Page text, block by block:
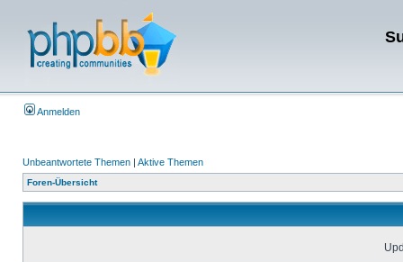
Anmelden
Unbeantwortete Themen | Aktive Themen
Foren-Übersicht